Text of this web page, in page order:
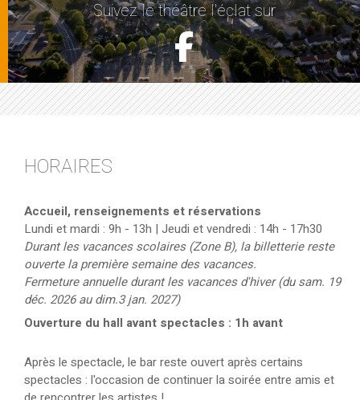
Suivez le théâtre l'éclat sur
Voir la
HORAIRES
Accueil, renseignements et réservations
Lundi et mardi : 9h - 13h | Jeudi et vendredi : 14h - 17h30
Durant les vacances scolaires (Zone B), la billetterie reste
ouverte la première semaine des vacances.
Fermeture annuelle durant les vacances d'hiver (du sam. 19
déc. 2026 au dim.3 jan. 2027)
Ouverture du hall avant spectacles : 1h avant
Après le spectacle, le bar reste ouvert après certains
spectacles : l'occasion de continuer la soirée entre amis et